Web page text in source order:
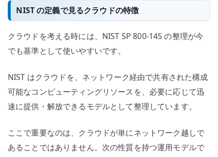
NIST の定義で見るクラウドの特徴
クラウドを考える時には、NIST SP 800-145 の整理が今
でも基準として使いやすいです。
NIST はクラウドを、ネットワーク経由で共有された構成
可能なコンピューティングリソースを、必要に応じて迅
速に提供・解放できるモデルとして整理しています。
ここで重要なのは、クラウドが単にネットワーク越しで
あることではありません。次の性質を持つ運用モデルで